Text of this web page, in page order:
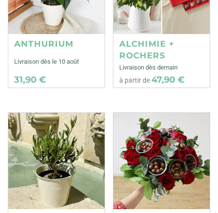
ANTHURIUM
Livraison dès le 10 août
31,90 €
ALCHIMIE +
ROCHERS
Livraison dès demain
à partir de47,90 €